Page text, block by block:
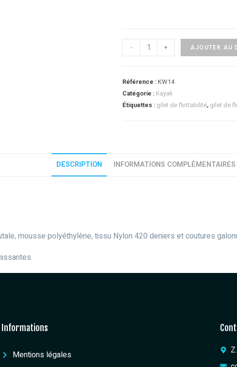
- + AJOUTER AU
Référence :KW14
Catégorie : Kayak
Étiquettes : gilet de flottabilité, gilet de
DESCRIPTION INFORMATIONS COMPLÉMENTAIRES
mousse polyéthylène, tissu Nylon 420 deniers et coutures
Informations
Mentions légales